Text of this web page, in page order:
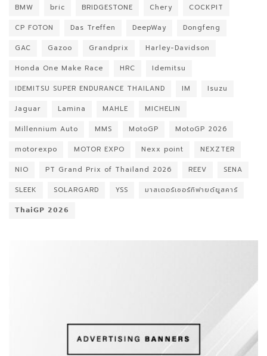
BMW
bric BRIDGESTONE Chery
COCKPIT
CP FOTON
Das Treffen DeepWay
Dongfeng
GAC
Gazoo Grandprix
Harley-Davidson
Honda One Make Race
HRC
Idemitsu
IDEMITSU SUPER ENDURANCE THAILAND
IM
Isuzu
Jaguar
Lamina MAHLE
MICHELIN
Millennium Auto
MMS MotoGP
MotoGP 2026
motorexpo
MOTOR EXPO Nexx point
NEXZTER
NIO
PT Grand Prix of Thailand 2026 REEV
SENA
SLEEK
SOLARGARD YSS
มาสเตอร์เซอร์ทิฟายด์ยูสคาร์
𝗧𝗵𝗮𝗶𝗚𝗣 𝟮𝟬𝟮𝟲